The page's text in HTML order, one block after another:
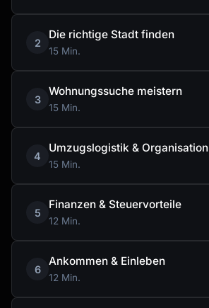
2
Die richtige Stadt finden
15 Min.
3
Wohnungssuche meistern
15 Min.
4
Umzugslogistik & Organisation
15 Min.
5
Finanzen & Steuervorteile
12 Min.
6
Ankommen & Einleben
12 Min.